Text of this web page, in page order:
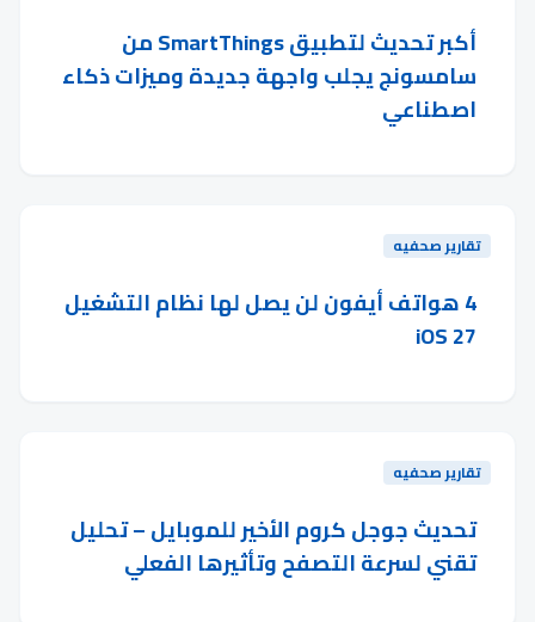
أكبر تحديث لتطبيق SmartThings من
سامسونج يجلب واجهة جديدة وميزات ذكاء
اصطناعي
تقارير صحفيه
4 هواتف أيفون لن يصل لها نظام التشغيل
iOS 27
تقارير صحفيه
تحديث جوجل كروم الأخير للموبايل – تحليل
تقني لسرعة التصفح وتأثيرها الفعلي